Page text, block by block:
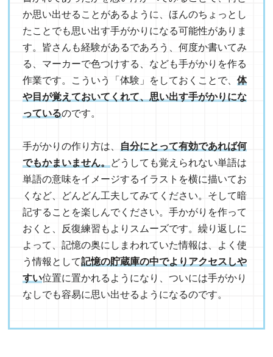
か思い出せることがあるように、ほんのちょっとし
たことでも思い出す手がかりになる可能性がありま
す。皆さんも経験があるであろう、何度か書いてみ
る、マーカーで色つけする、なども手がかりを作る
作業です。こういう「体験」をしておくことで、体
や目が覚えておいてくれて、思い出す手がかりにな
っているのです。
手がかりの作り方は、 自分にとって有効であれば何
でもかまいません。 どうしても覚えられない単語は
単語の意味をイメージするイラストを横に描いてお
くなど、どんどん工夫してみてください。そして暗
記することを楽しんでください。手かがりを作って
おくと、反復練習もよりスムーズです。繰り返しに
よって、記憶の奥にしまわれていた情報は、よく使
う情報として記憶の貯蔵庫の中でよりアクセスしや
すい位置に置かれるようになり、ついには手がかり
なしでも容易に思い出せるようになるのです。